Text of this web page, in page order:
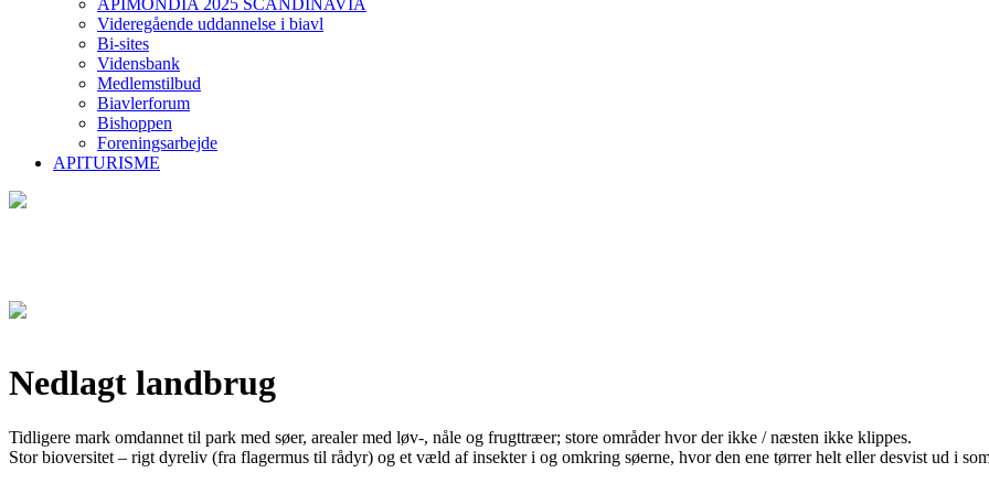
APIMONDIA 2025 SCANDINAVIA
Videregående uddannelse i biavl
Bi-sites
Vidensbank
Medlemstilbud
Biavlerforum
Bishoppen
Foreningsarbejde
APITURISME
Nedlagt landbrug
Tidligere mark omdannet til park med søer, arealer med løv-, nåle og frugttræer; store områder hvor der ikke / næsten ikke klippes.
Stor bioversitet – rigt dyreliv (fra flagermus til rådyr) og et væld af insekter i og omkring søerne, hvor den ene tørrer helt eller desvist ud i